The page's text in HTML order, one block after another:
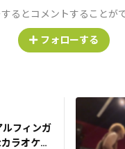
るとコメントすることが
フォローする
フィンガ
ラオケ